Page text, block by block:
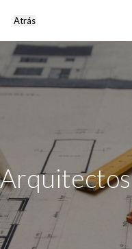
Arquitectos